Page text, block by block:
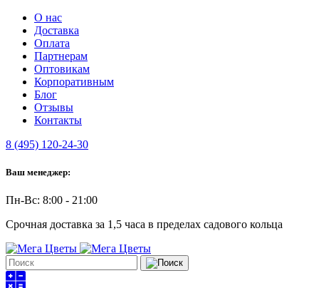
О нас
Доставка
Оплата
Партнерам
Оптовикам
Корпоративным
Блог
Отзывы
Контакты
8 (495) 120-24-30
Ваш менеджер:
Пн-Вс: 8:00 - 21:00
Срочная доставка за 1,5 часа в пределах садового кольца